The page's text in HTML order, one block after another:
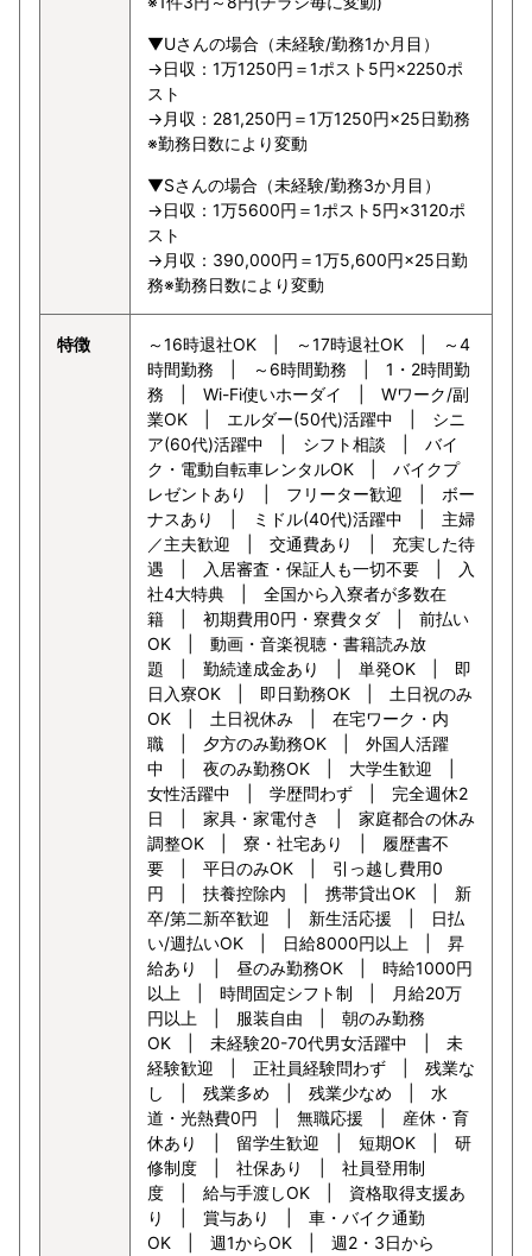
▼Uさんの場合（未経験/勤務1か月目）
→日収：1万1250円＝1ポスト5円×2250ポ
スト
→月収：281,250円＝1万1250円×25日勤務
※勤務日数により変動
▼Sさんの場合（未経験/勤務3か月目）
→日収：1万5600円＝1ポスト5円×3120ポ
スト
→月収：390,000円＝1万5,600円×25日勤
務※勤務日数により変動
特徴
～16時退社OK | ～17時退社OK | ～4
時間勤務 | ～6時間勤務 | 1・2時間勤
務 | Wi-Fi使いホーダイ | Wワーク/副
業OK | エルダー(50代)活躍中 | シニ
ア(60代)活躍中 | シフト相談 | バイ
ク・電動自転車レンタルOK | バイクプ
レゼントあり | フリーター歓迎 | ボー
ナスあり | ミドル(40代)活躍中 | 主婦
／主夫歓迎 | 交通費あり | 充実した待
遇 | 入居審査・保証人も一切不要 | 入
社4大特典 | 全国から入寮者が多数在
籍 | 初期費用0円・寮費タダ | 前払い
OK | 動画・音楽視聴・書籍読み放
題 | 勤続達成金あり | 単発OK | 即
日入寮OK | 即日勤務OK | 土日祝のみ
OK | 土日祝休み | 在宅ワーク・内
職 | 夕方のみ勤務OK | 外国人活躍
中 | 夜のみ勤務OK | 大学生歓迎 |
女性活躍中 | 学歴問わず | 完全週休2
日 | 家具・家電付き | 家庭都合の休み
調整OK | 寮・社宅あり | 履歴書不
要 | 平日のみOK | 引っ越し費用0
円 | 扶養控除内 | 携帯貸出OK | 新
卒/第二新卒歓迎 | 新生活応援 | 日払
い/週払いOK | 日給8000円以上 | 昇
給あり | 昼のみ勤務OK | 時給1000円
以上 | 時間固定シフト制 | 月給20万
円以上 | 服装自由 | 朝のみ勤務
OK | 未経験20-70代男女活躍中 | 未
経験歓迎 | 正社員経験問わず | 残業な
し | 残業多め | 残業少なめ | 水
道・光熱費0円 | 無職応援 | 産休・育
休あり | 留学生歓迎 | 短期OK | 研
修制度 | 社保あり | 社員登用制
度 | 給与手渡しOK | 資格取得支援あ
り | 賞与あり | 車・バイク通勤
OK | 週1からOK | 週2・3日から